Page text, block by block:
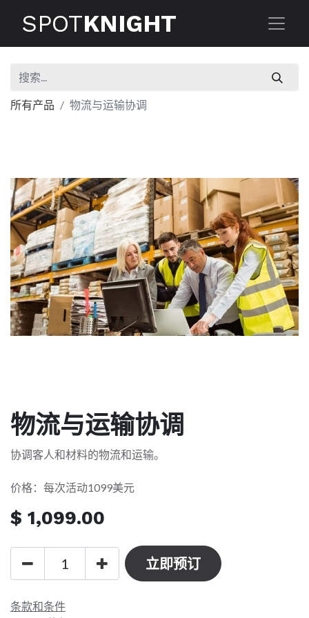
SPOTKNIGHT
所有产品 物流与运输协调
物流与运输协调
协调客人和材料的物流和运输。
价格：每次活动1099美元
$ 1,099.00
立即预订
条款和条件